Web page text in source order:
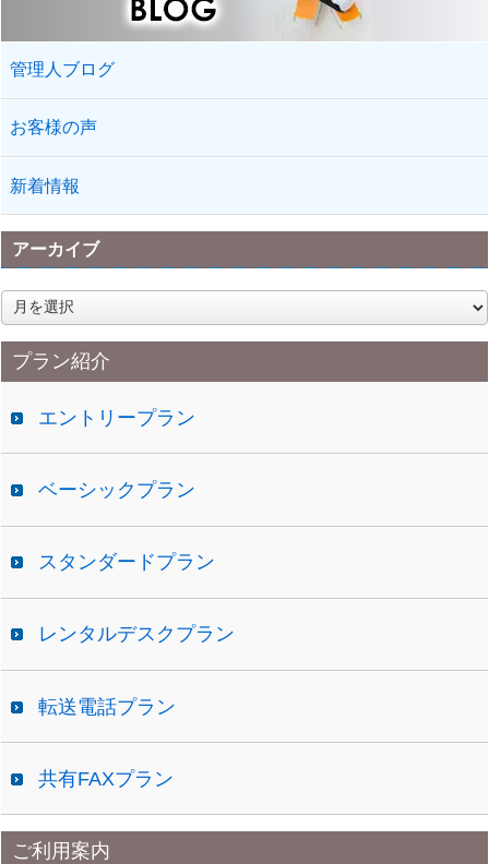
管理人ブログ
お客様の声
新着情報
アーカイブ
ア
ー
カ
イプラン紹介
エントリープラン
ベーシックプラン
スタンダードプラン
レンタルデスクプラン
転送電話プラン
共有FAXプラン
ご利用案内